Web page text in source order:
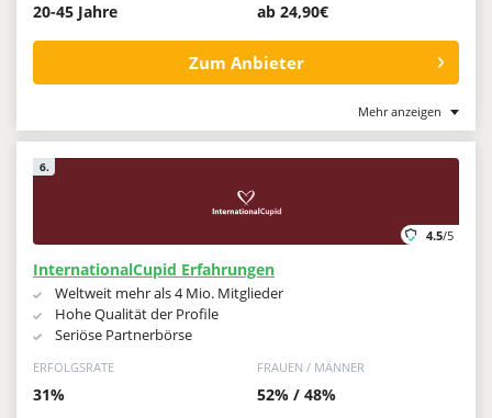
20-45 Jahre ab 24,90€
Zum Anbieter
Mehr anzeigen
6.
4.5/5
InternationalCupid Erfahrungen
Weltweit mehr als 4 Mio. Mitglieder
Hohe Qualität der Profile
Seriöse Partnerbörse
ERFOLGSRATE
31%
FRAUEN / MÄNNER
52% / 48%